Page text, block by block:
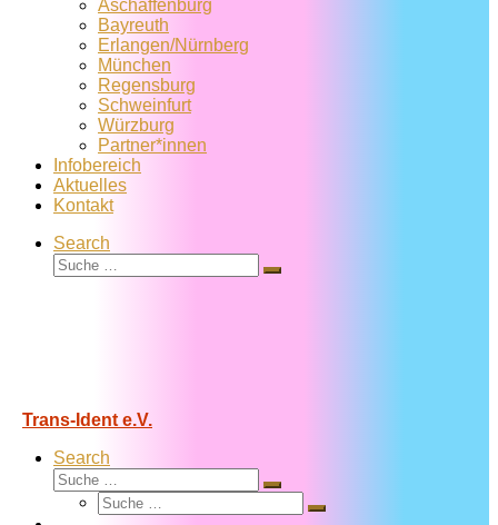
Aschaffenburg
Bayreuth
Erlangen/Nürnberg
München
Regensburg
Schweinfurt
Würzburg
Partner*innen
Infobereich
Aktuelles
Kontakt
Search
Suche
Suche
Trans-Ident e.V.
Search
Suche
Suche
Suche
Suche